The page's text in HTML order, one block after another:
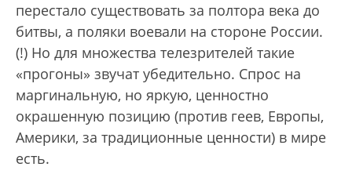
перестало существовать за полтора века до
битвы, а поляки воевали на стороне России.
(!) Но для множества телезрителей такие
«прогоны» звучат убедительно. Спрос на
маргинальную, но яркую, ценностно
окрашенную позицию (против геев, Европы,
Америки, за традиционные ценности) в мире
есть.